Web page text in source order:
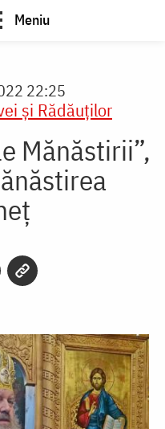
Meniu
22:25
şi Rădăuţilor
Mănăstirii”,